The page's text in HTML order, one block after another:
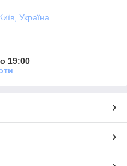
Україна
19:00